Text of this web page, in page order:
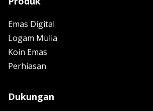
Emas Digital
Logam Mulia
Koin Emas
Perhiasan
Dukungan